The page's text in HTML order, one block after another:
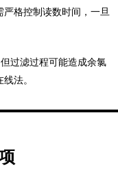
严格控制读数时间，一旦
过滤过程可能造成余氯
法。